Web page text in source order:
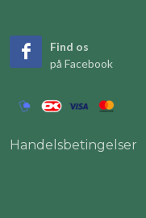
Find os
på Facebook
Handelsbetingelser